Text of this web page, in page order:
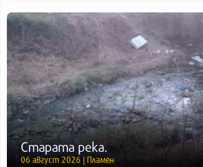
Старата река.
06 август 2026 | Пламен